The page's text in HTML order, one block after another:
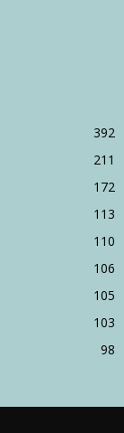
392
211
172
113
110
106
105
103
98